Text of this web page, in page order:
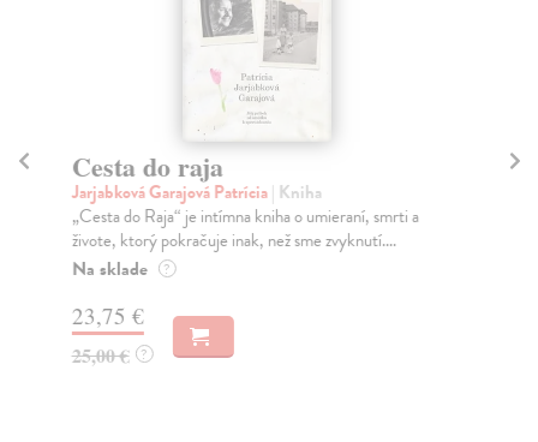
Cesta do raja
Jarjabková Garajová Patrícia| Kniha
„Cesta do Raja“ je intímna kniha o umieraní, smrti a
živote, ktorý pokračuje inak, než sme zvyknutí....
Na sklade ?
23,75 €
25,00 € ?